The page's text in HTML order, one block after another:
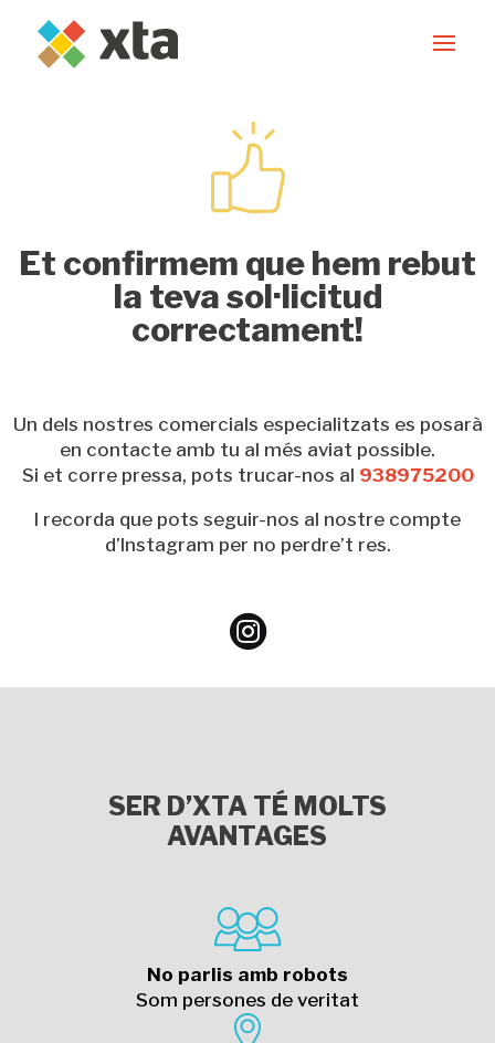
Et confirmem que hem rebut
la teva sol·licitud
correctament!
Un dels nostres comercials especialitzats es posarà
en contacte amb tu al més aviat possible.
Si et corre pressa, pots trucar-nos al 938975200
I recorda que pots seguir-nos al nostre compte
d’Instagram per no perdre’t res.

SER D’XTA TÉ MOLTS
AVANTAGES
No parlis amb robots
Som persones de veritat